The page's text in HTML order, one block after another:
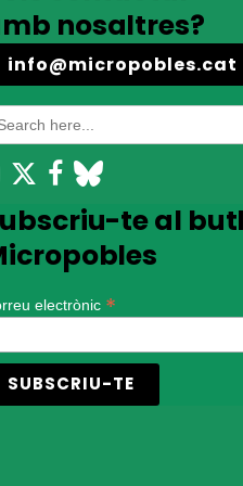
nosaltres?
info@micropobles.cat
te al
electrònic *